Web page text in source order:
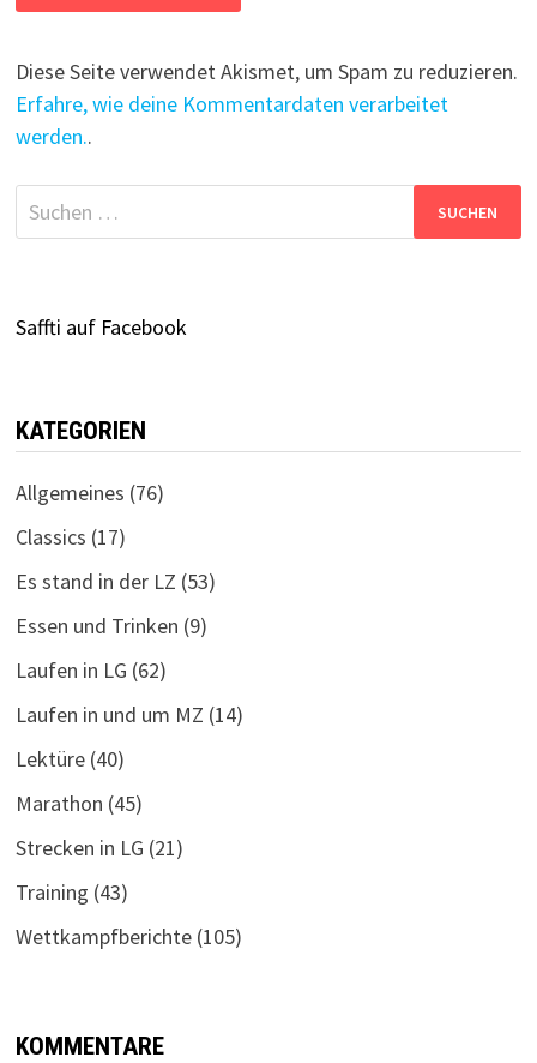
Diese Seite verwendet Akismet, um Spam zu reduzieren.
Erfahre, wie deine Kommentardaten verarbeitet
werden..
Suchen
nach:
Saffti auf Facebook
KATEGORIEN
Allgemeines (76)
Classics (17)
Es stand in der LZ (53)
Essen und Trinken (9)
Laufen in LG (62)
Laufen in und um MZ (14)
Lektüre(40)
Marathon (45)
Strecken in LG (21)
Training (43)
Wettkampfberichte(105)
KOMMENTARE